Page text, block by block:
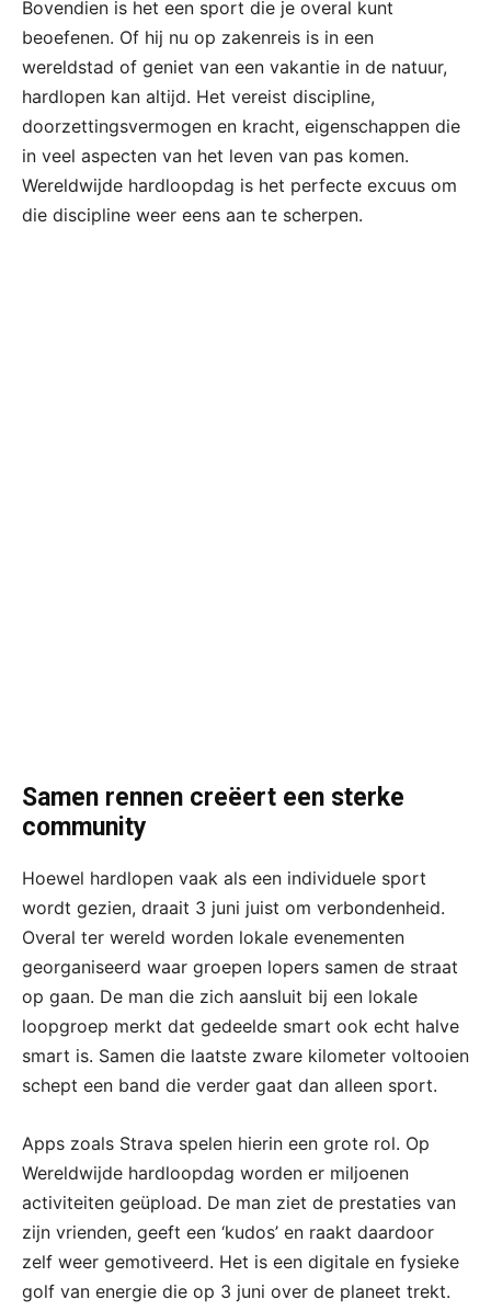
Bovendien is het een sport die je overal kunt
beoefenen. Of hij nu op zakenreis is in een
wereldstad of geniet van een vakantie in de natuur,
hardlopen kan altijd. Het vereist discipline,
doorzettingsvermogen en kracht, eigenschappen die
in veel aspecten van het leven van pas komen.
Wereldwijde hardloopdag is het perfecte excuus om
die discipline weer eens aan te scherpen.
Samen rennen creëert een sterke
community
Hoewel hardlopen vaak als een individuele sport
wordt gezien, draait 3 juni juist om verbondenheid.
Overal ter wereld worden lokale evenementen
georganiseerd waar groepen lopers samen de straat
op gaan. De man die zich aansluit bij een lokale
loopgroep merkt dat gedeelde smart ook echt halve
smart is. Samen die laatste zware kilometer voltooien
schept een band die verder gaat dan alleen sport.
Apps zoals Strava spelen hierin een grote rol. Op
Wereldwijde hardloopdag worden er miljoenen
activiteiten geüpload. De man ziet de prestaties van
zijn vrienden, geeft een ‘kudos’ en raakt daardoor
zelf weer gemotiveerd. Het is een digitale en fysieke
golf van energie die op 3 juni over de planeet trekt.